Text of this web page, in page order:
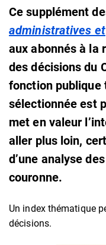
Ce supplément
administratives
aux abonnés à la
des décisions du
fonction publique
sélectionnée est
met en valeur
aller plus loin,
d’une analyse
couronne.
Un index thématique
décisions.